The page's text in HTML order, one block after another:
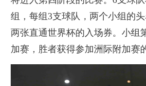
组，每组3支球队，两个小组的
两张直通世界杯的入场券。小组
加赛，胜者获得参加洲际附加赛